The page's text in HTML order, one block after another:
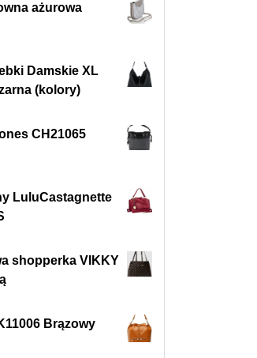
ażurowa
Damskie XL
(kolory)
CH21065
LuluCastagnette
shopperka VIKKY
Brązowy